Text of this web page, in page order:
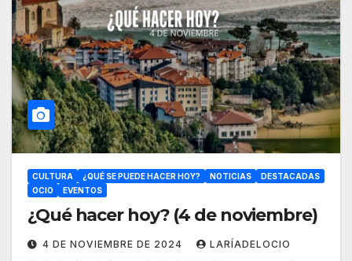
CULTURA ¿QUÉ SE PUEDE HACER HOY? NOTICIAS
DESTACADAS
OCIO
EVENTOS
¿Qué hacer hoy? (4 de noviembre)
4 DE NOVIEMBRE DE 2024 LARÍADELOCIO